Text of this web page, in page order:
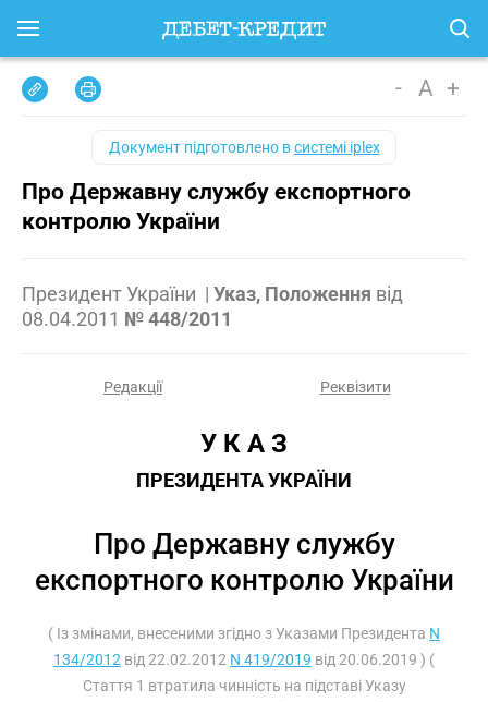
- A +
Документ підготовлено всистемі iplex
Про Державну службу експортного
контролю України
Президент України | Указ, Положення від
08.04.2011 № 448/2011
Редакції Реквізити
У К А З
ПРЕЗИДЕНТА УКРАЇНИ
Про Державну службу
експортного контролю України
( Із змінами, внесеними згідно з Указами Президента N
134/2012 від 22.02.2012 N 419/2019 від 20.06.2019 ) (
Стаття 1 втратила чинність на підставі Указу